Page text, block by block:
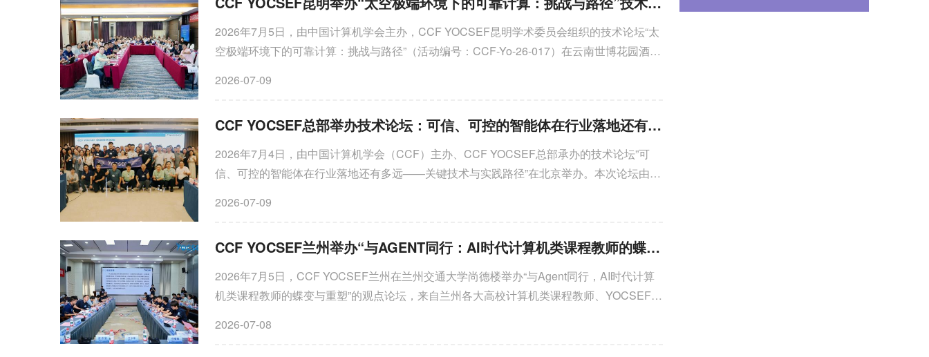
2026年7月5日，由中国计算机学会主办，CCF YOCSEF昆明学术委员会组织的技术论坛“太
空极端环境下的可靠计算：挑战与路径”（活动编号：CCF-Yo-26-017）在云南世博花园酒店
2026-07-09
CCF YOCSEF总部举办技术论坛：可信、可控的智能体在行业落地还有多远——关键技术与实践路径
2026年7月4日，由中国计算机学会（CCF）主办、CCF YOCSEF总部承办的技术论坛”可
信、可控的智能体在行业落地还有多远——关键技术与实践路径”在北京举办。本次论坛由
人工智能研究所、北京邮电大学、中国信息通信研究院等单位的专家学者，围绕智能体行业
突破的核心问题进行了系统探讨。
2026-07-09
CCF YOCSEF兰州举办“与AGENT同行：AI时代计算机类课程教师的蝶变与重塑”观点论坛
2026年7月5日，CCF YOCSEF兰州在兰州交通大学尚德楼举办“与Agent同行，AI时代计算
机类课程教师的蝶变与重塑”的观点论坛，来自兰州各大高校计算机类课程教师、YOCSEF兰
2026-07-08